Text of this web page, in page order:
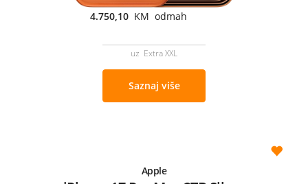
4.750,10 KM odmah
uz Extra XXL
Saznaj više
Apple